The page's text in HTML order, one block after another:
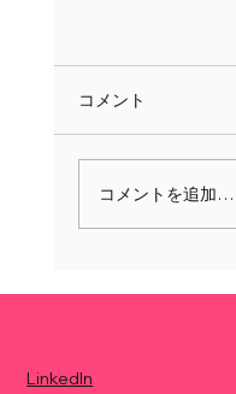
コメント
コメントを追加…
LinkedIn